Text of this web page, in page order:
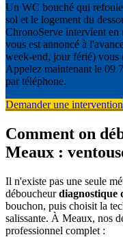
Un WC bouché qui
sol et le logement du
ChronoServe intervient
vous est annoncé à
week-end, jour férié) vous
Appelez maintenant le 09
par téléphone.
Demander une intervention
Comment on
Meaux :
Il n'existe pas une seule
déboucheurdiagnostique
bouchon, puis choisit la
salissante. À Meaux, nos
professionnel complet :